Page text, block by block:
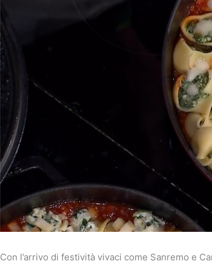
Con l’arrivo di festività vivaci come Sanremo e